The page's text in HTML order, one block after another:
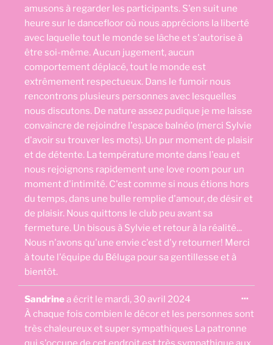
amusons à regarder les participants. S'en suit une
heure sur le dancefloor où nous apprécions la liberté
avec laquelle tout le monde se lâche et s'autorise à
être soi-même. Aucun jugement, aucun
comportement déplacé, tout le monde est
extrêmement respectueux. Dans le fumoir nous
rencontrons plusieurs personnes avec lesquelles
nous discutons. De nature assez pudique je me laisse
convaincre de rejoindre l'espace balnéo (merci Sylvie
d'avoir su trouver les mots). Un pur moment de plaisir
et de détente. La température monte dans l'eau et
nous rejoignons rapidement une love room pour un
moment d'intimité. C'est comme si nous étions hors
du temps, dans une bulle remplie d'amour, de désir et
de plaisir. Nous quittons le club peu avant sa
fermeture. Un bisous à Sylvie et retour à la réalité...
Nous n'avons qu'une envie c'est d'y retourner! Merci
à toute l'équipe du Béluga pour sa gentillesse et à
bientôt.
Sandrinea écrit le mardi, 30 avril 2024
À chaque fois combien le décor et les personnes sont
très chaleureux et super sympathiques La patronne
...
boîte